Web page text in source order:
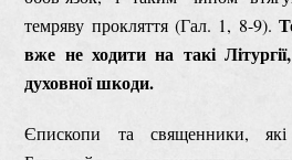
темряву прокляття (Гал. 1, 8-9).
вже не ходити на такі
духовної шкоди.
Єпископи та священники,